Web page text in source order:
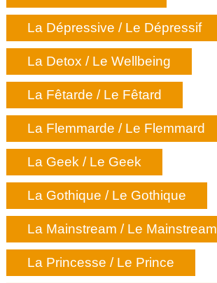
La Dépressive / Le Dépressif
La Detox / Le Wellbeing
La Fêtarde / Le Fêtard
La Flemmarde / Le Flemmard
La Geek / Le Geek
La Gothique / Le Gothique
La Mainstream / Le Mainstream
La Princesse / Le Prince